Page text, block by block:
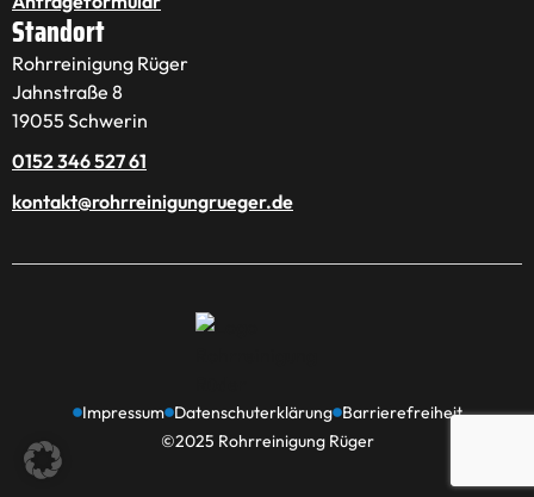
Standort
Rohrreinigung Rüger
Jahnstraße 8
19055 Schwerin
0152 346 527 61
kontakt@rohrreinigungrueger.de
Impressum Datenschuterklärung Barrierefreiheit
©2025 Rohrreinigung Rüger